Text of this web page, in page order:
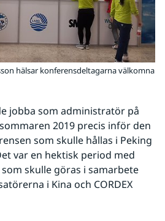
hälsar konferensdeltagarna välkomna
jobba som administratör på
2019 precis inför den
som skulle hållas i Peking
var en hektisk period med
skulle göras i samarbete
i Kina och CORDEX